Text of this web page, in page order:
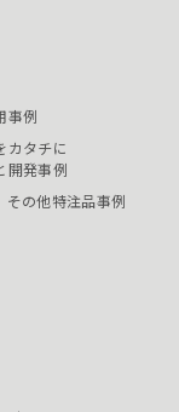
事例
カタチに
開発事例
その他特注品事例